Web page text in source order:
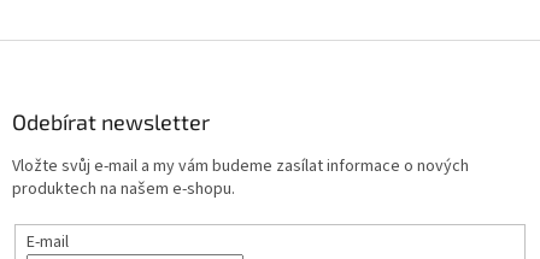
Odebírat newsletter
Vložte svůj e-mail a my vám budeme zasílat informace o nových
produktech na našem e-shopu.
E-mail